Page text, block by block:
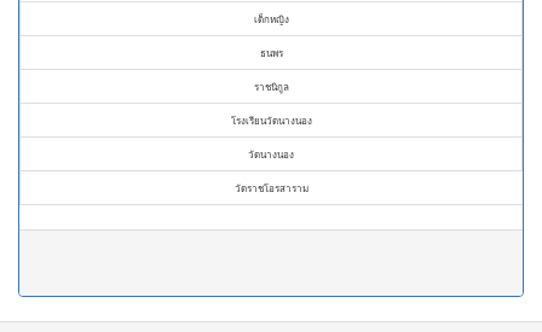
เด็กหญิง
ธนพร
ราชนิกูล
โรงเรียนวัดนางนอง
วัดนางนอง
วัดราชโอรสาราม